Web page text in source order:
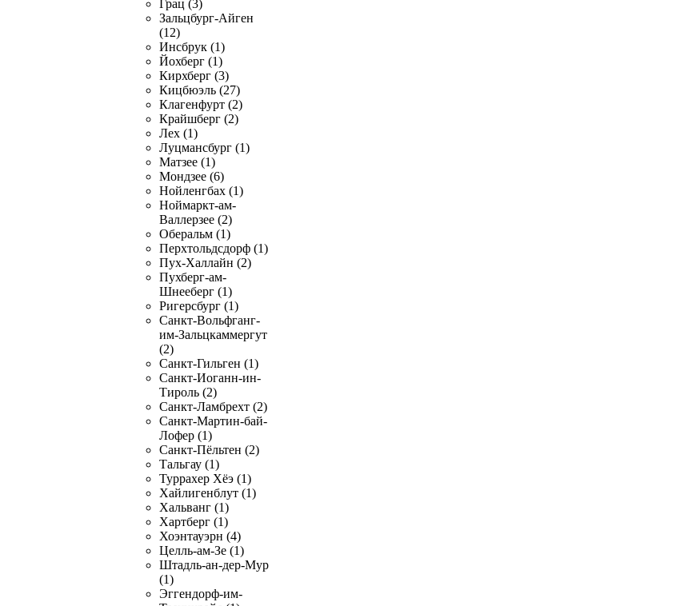
Грац (3)
Зальцбург-Айген
(12)
Инсбрук (1)
Йохберг (1)
Кирхберг (3)
Кицбюэль (27)
Клагенфурт (2)
Крайшберг (2)
Лех (1)
Луцмансбург (1)
Матзее (1)
Мондзее (6)
Нойленгбах (1)
Ноймаркт-ам-
Валлерзее (2)
Оберальм (1)
Перхтольдсдорф (1)
Пух-Халлайн (2)
Пухберг-ам-
Шнееберг (1)
Ригерсбург (1)
Санкт-Вольфганг-
им-Зальцкаммергут
(2)
Санкт-Гильген (1)
Санкт-Иоганн-ин-
Тироль (2)
Санкт-Ламбрехт (2)
Санкт-Мартин-бай-
Лофер (1)
Санкт-Пёльтен (2)
Тальгау (1)
Туррахер Хёэ (1)
Хайлигенблут (1)
Хальванг (1)
Хартберг (1)
Хоэнтауэрн (4)
Целль-ам-Зе (1)
Штадль-ан-дер-Мур
(1)
Эггендорф-им-